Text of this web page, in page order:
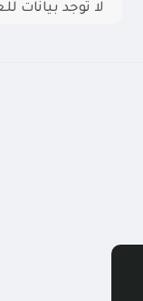
لا توجد بيانات